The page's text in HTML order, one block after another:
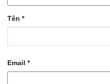
Tên *
Email *